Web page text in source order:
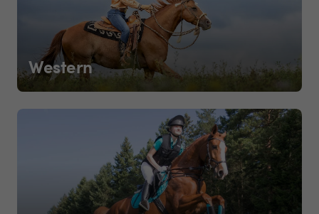
Western